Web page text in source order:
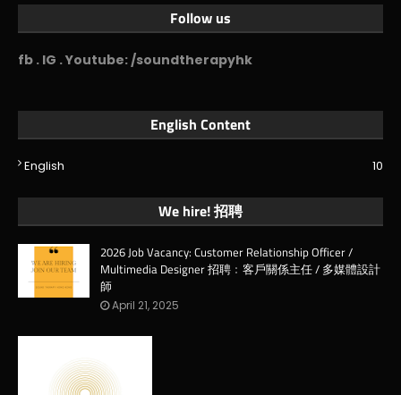
Follow us
fb . IG . Youtube: /soundtherapyhk
English Content
English 10
We hire! 招聘
2026 Job Vacancy: Customer Relationship Officer /
Multimedia Designer 招聘﹕客戶關係主任 / 多媒體設計
師
April 21, 2025